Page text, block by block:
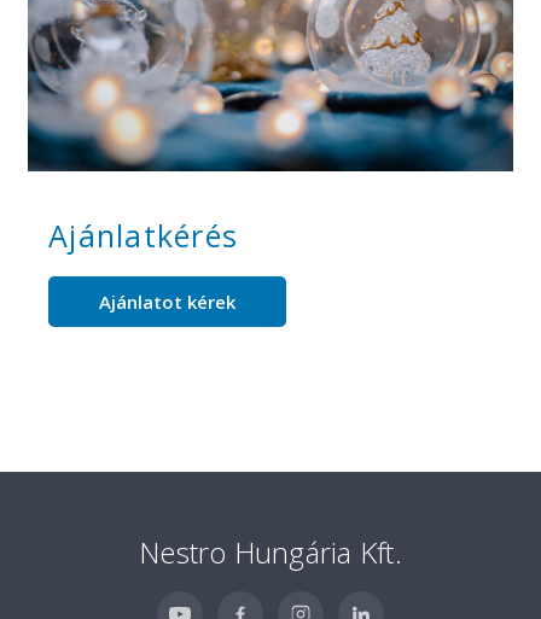
Ajánlatkérés
Ajánlatot kérek
Nestro Hungária Kft.